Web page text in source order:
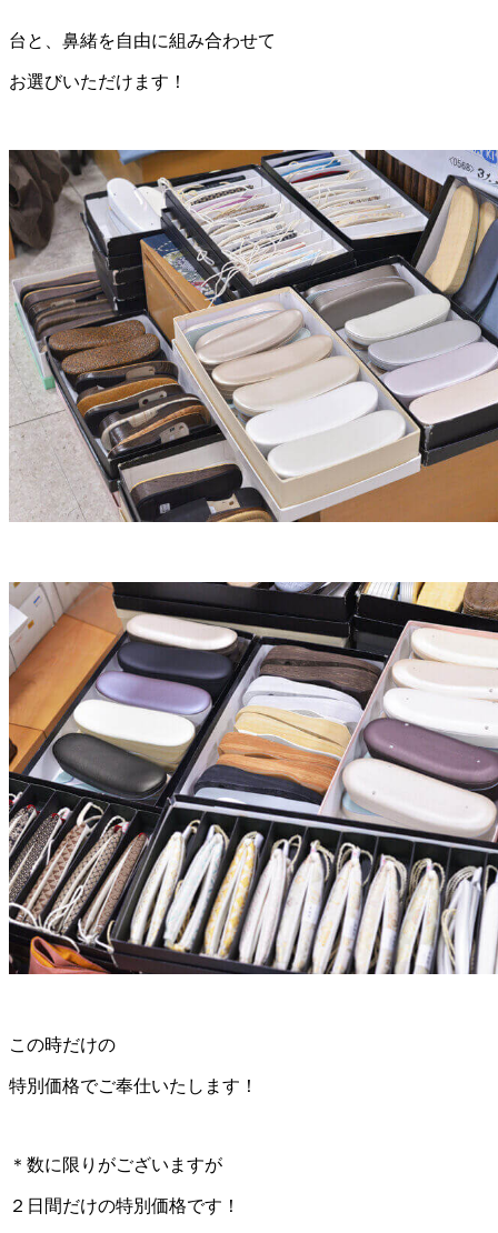
台と、鼻緒を自由に組み合わせて
お選びいただけます！
この時だけの
特別価格でご奉仕いたします！
＊数に限りがございますが
２日間だけの特別価格です！